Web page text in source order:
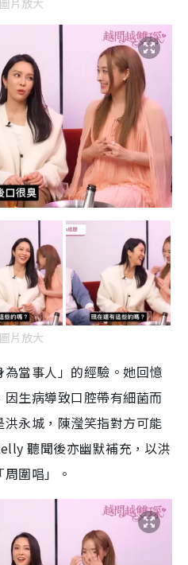
片放大
片放大
當事人」的經驗。她回憶
生病導致口腔帶有細菌而
永城，陳瀅笑指對方可能
聽聞後亦幽默補充，以洪
圍唱」。